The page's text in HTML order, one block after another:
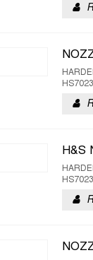
H&S